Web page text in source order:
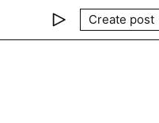
Create post